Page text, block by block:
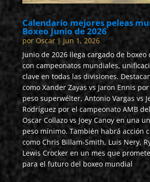
Calendario mejores peleas
Boxeo Junio de 2026
por Oscar| Jun 1, 2026
Junio de 2026 llega cargado de boxeo
con campeonatos mundiales,
clave en todas las divisiones.
como Xander Zayas vs Jaron Ennis
peso superwélter, Antonio Vargas vs
Rodríguez por el campeonato AMB
Oscar Collazo vs Joey Canoy en una
peso mínimo. También habrá acción
como Chris Billam-Smith, Luis Nery,
Lewis Crocker en un mes que
para el futuro del boxeo mundial